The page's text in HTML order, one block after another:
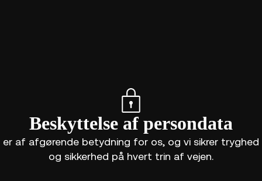
Beskyttelse af persondata
er af afgørende betydning for os, og vi sikrer tryghed
og sikkerhed på hvert trin af vejen.